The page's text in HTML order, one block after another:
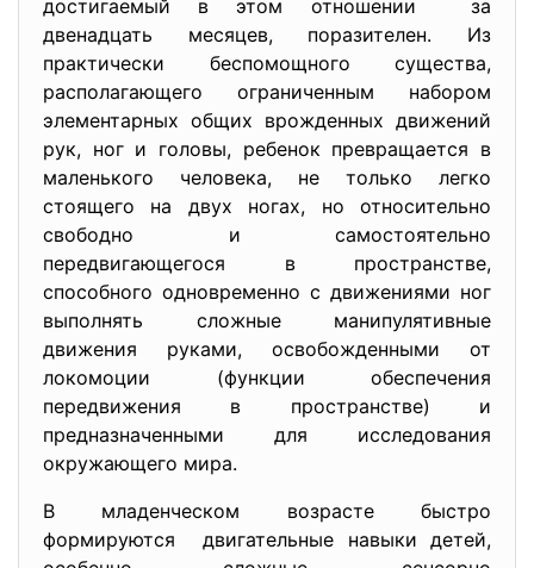
достигаемый в этом отношении за
двенадцать месяцев, поразителен. Из
практически беспомощного существа,
располагающего ограниченным набором
элементарных общих врожденных движений
рук, ног и головы, ребенок превращается в
маленького человека, не только легко
стоящего на двух ногах, но относительно
свободно и самостоятельно
передвигающегося в пространстве,
способного одновременно с движениями ног
выполнять сложные манипулятивные
движения руками, освобожденными от
локомоции (функции обеспечения
передвижения в пространстве) и
предназначенными для исследования
окружающего мира.
В младенческом возрасте быстро
формируются двигательные навыки детей,